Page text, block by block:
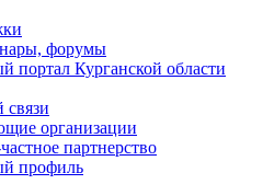
форумы
портал Курганской области
связи
организации
партнерство
профиль